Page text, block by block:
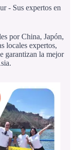
- Sus expertos en
por China, Japón,
locales expertos,
garantizan la mejor